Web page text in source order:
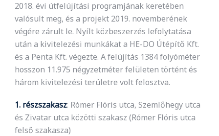
2018. évi útfelújítási programjának keretében
valósult meg, és a projekt 2019. novemberének
végére zárult le. Nyílt közbeszerzés lefolytatása
után a kivitelezési munkákat a HE-DO Útépítő Kft.
és a Penta Kft. végezte. A felújítás 1384 folyóméter
hosszon 11.975 négyzetméter felületen történt és
három kivitelezési területre volt felosztva.
1. részszakasz: Rómer Flóris utca, Szemlőhegy utca
és Zivatar utca közötti szakasz (Rómer Flóris utca
felső szakasza)